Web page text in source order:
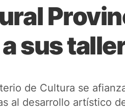
sus
de Cultura se
al desarrollo artístico